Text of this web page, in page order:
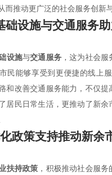
而推动更广泛的社会服务创新
础设施与交通服务
设施与交通服务，这为社会服
民能够享受到更便捷的线上
和改善交通服务能力，不仅
居民日常生活，更推动了新
政策支持推动新余
扶持政策 ，积极推动社会服